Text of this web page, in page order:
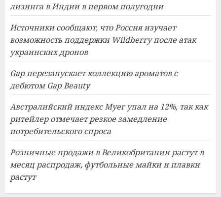
лизинга в Индии в первом полугодии
Источники сообщают, что Россия изучает
возможность поддержки Wildberry после атак
украинских дронов
Gap перезапускает коллекцию ароматов с
дебютом Gap Beauty
Австралийский индекс Myer упал на 12%, так как
ритейлер отмечает резкое замедление
потребительского спроса
Розничные продажи в Великобритании растут в
месяц распродаж, футбольные майки и плавки
растут